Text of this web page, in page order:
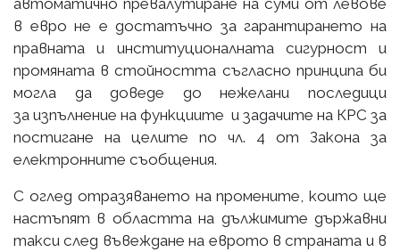
в евро не е достатъчно за гарантирането на
правната и институционалната сигурност и
промяната в стойността съгласно принципа би
могла да доведе до нежелани последици
за изпълнение на функциите и задачите на КРС за
постигане на целите по чл. 4 от Закона за
електронните съобщения.
С оглед отразяването на промените, които ще
настъпят в областта на дължимите държавни
такси след въвеждане на еврото в страната и в